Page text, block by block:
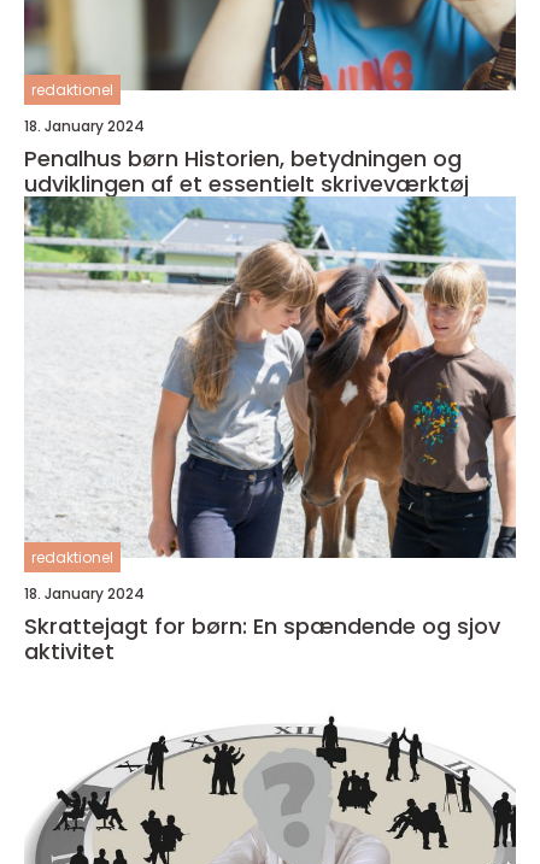
redaktionel
18. January 2024
Penalhus børn Historien, betydningen og
udviklingen af et essentielt skriveværktøj
redaktionel
18. January 2024
Skrattejagt for børn: En spændende og sjov
aktivitet